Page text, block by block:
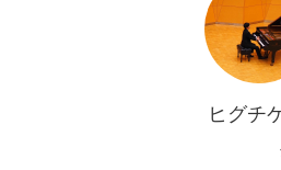
ヒグチ